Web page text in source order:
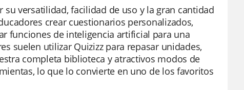
versatilidad, facilidad de uso y la gran cantidad
crear cuestionarios personalizados,
funciones de inteligencia artificial para una
suelen utilizar Quizizz para repasar unidades,
completa biblioteca y atractivos modos de
lo que lo convierte en uno de los favoritos